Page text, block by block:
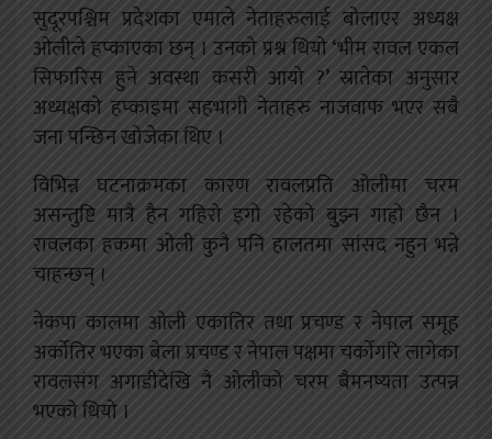
सुदूरपश्चिम प्रदेशका एमाले नेताहरुलाई बोलाएर अध्यक्ष
ओलीले हप्काएका छन् । उनको प्रश्न थियो ‘भीम रावल एकल
सिफारिस हुने अवस्था कसरी आयो ?’ स्रातेका अनुसार
अध्यक्षको हप्काइमा सहभागी नेताहरु नाजवाफ भएर सबै
जना पन्छिन खोजेका थिए ।
विभिन्न घटनाक्रमका कारण रावलप्रति ओलीमा चरम
असन्तुष्टि मात्रै हैन गहिरो इगो रहेको बुुझ्न गाह्रो छैन ।
रावलका हकमा ओली कुनै पनि हालतमा सांसद नहुन भन्ने
चाहन्छन् ।
नेकपा कालमा ओली एकातिर तथा प्रचण्ड र नेपाल समूह
अर्कोतिर भएका बेला प्रचण्ड र नेपाल पक्षमा चर्कोगरि लागेका
रावलसंग अगाडीदेखि नै ओलीको चरम बैमनष्यता उत्पन्न
भएको थियो ।